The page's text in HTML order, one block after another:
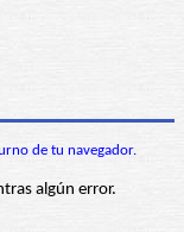
de tu navegador.
algún error.